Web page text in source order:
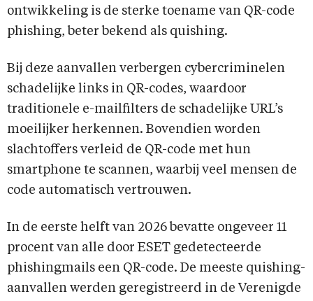
ontwikkeling is de sterke toename van QR-code
phishing, beter bekend als quishing.
Bij deze aanvallen verbergen cybercriminelen
schadelijke links in QR-codes, waardoor
traditionele e-mailfilters de schadelijke URL’s
moeilijker herkennen. Bovendien worden
slachtoffers verleid de QR-code met hun
smartphone te scannen, waarbij veel mensen de
code automatisch vertrouwen.
In de eerste helft van 2026 bevatte ongeveer 11
procent van alle door ESET gedetecteerde
phishingmails een QR-code. De meeste quishing-
aanvallen werden geregistreerd in de Verenigde